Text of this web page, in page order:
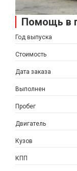
Помощь в
Год выпуска
Стоимость
Дата заказа
Выполнен
Пробег
Двигатель
Кузов
КПП